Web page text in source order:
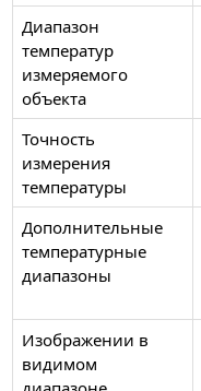
Диапазон
температур
измеряемого
объекта
Точность
измерения
температуры
Дополнительные
температурные
диапазоны
Изображении в
видимом